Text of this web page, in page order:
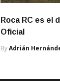
Roca RC es el
Oficial
ByAdrián